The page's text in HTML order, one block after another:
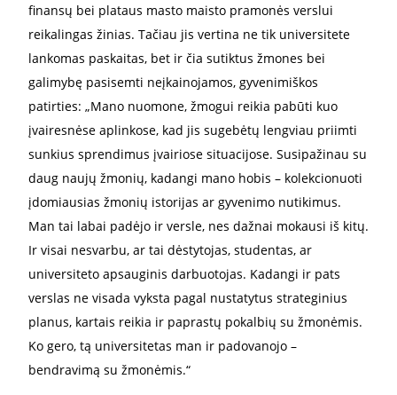
finansų bei plataus masto maisto pramonės verslui
reikalingas žinias. Tačiau jis vertina ne tik universitete
lankomas paskaitas, bet ir čia sutiktus žmones bei
galimybę pasisemti neįkainojamos, gyvenimiškos
patirties: „Mano nuomone, žmogui reikia pabūti kuo
įvairesnėse aplinkose, kad jis sugebėtų lengviau priimti
sunkius sprendimus įvairiose situacijose. Susipažinau su
daug naujų žmonių, kadangi mano hobis – kolekcionuoti
įdomiausias žmonių istorijas ar gyvenimo nutikimus.
Man tai labai padėjo ir versle, nes dažnai mokausi iš kitų.
Ir visai nesvarbu, ar tai dėstytojas, studentas, ar
universiteto apsauginis darbuotojas. Kadangi ir pats
verslas ne visada vyksta pagal nustatytus strateginius
planus, kartais reikia ir paprastų pokalbių su žmonėmis.
Ko gero, tą universitetas man ir padovanojo –
bendravimą su žmonėmis.“